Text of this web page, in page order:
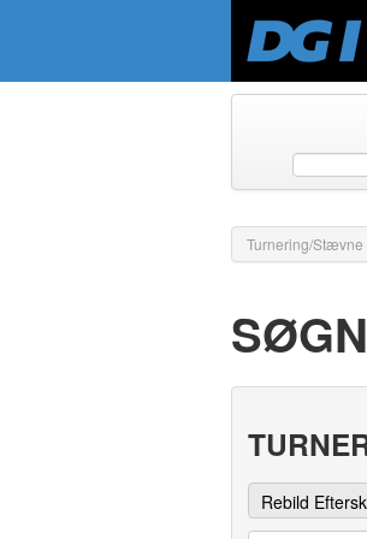
Turnering/
Rebild